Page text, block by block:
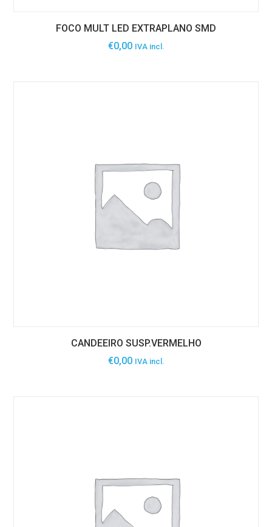
FOCO MULT LED EXTRAPLANO SMD
€0,00 IVA incl.
CANDEEIRO SUSP.VERMELHO
€0,00 IVA incl.